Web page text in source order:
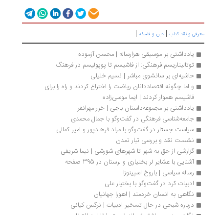
و نقد کتاب|دین و فلسفه|
یادداشتی بر موسیقی هزارساله | محسن آزموده
توتالیتاریسم فرهنگی: از فاشیسم تا پوپولیسم در فرهنگ
حاشیه‌ای بر سانشوی مباشر | نسیم خلیلی
و اما چگونه اقتصاددانان ریاضت را اختراع کردند و راه را برای
فاشیسم هموار کردند | ایما موسی‌زاده
یادداشتی بر مجموعه‌داستان باجی | خزر مهرانفر
جامعه‌شناسی فرهنگی در گفت‌وگو با جمال محمدی
سیاست جستار در گفت‌وگو با مراد فرهادپور و امیر كمالی
نشست نقد و بررسی تبار تمدن
گزارشی از حق به ‌شهر تا شهرهای شورشی | نیما شریفی
آشنایی با عشایر لر بختیاری و لرستان در 395 صفحه
رساله سیاسی | باروخ اسپینوزا
ادبیات کرد در گفت‌وگو با بختیار علی
نگاهی به انسان خردمند | اهورا جهانیان
درباره شبحی در حال تسخیر ادبیات | نرگس کیانی